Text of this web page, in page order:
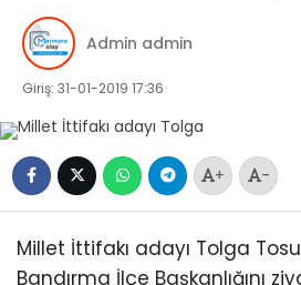
Admin admin
Giriş: 31-01-2019 17:36
+ -
Millet İttifakı adayı Tolga
Bandırma İlçe Başkanlığını